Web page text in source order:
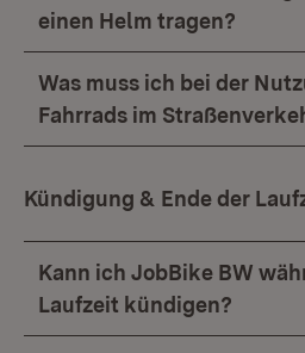
einen Helm tragen?
Was muss ich bei der
Fahrrads im
Kündigung & Ende der
Kann ich JobBike BW
Laufzeit kündigen?